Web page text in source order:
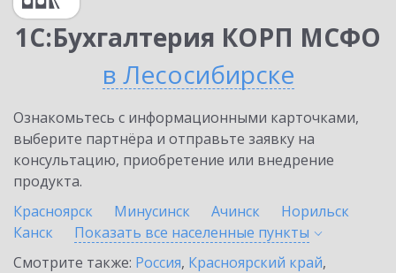
1С:Бухгалтерия КОРП МСФО
в Лесосибирске
Ознакомьтесь с информационными карточками,
выберите партнёра и отправьте заявку на
консультацию, приобретение или внедрение
продукта.
Красноярск
Минусинск Ачинск
Норильск
Канск
Показать все населенные пункты
Смотрите также: Россия, Красноярский край,